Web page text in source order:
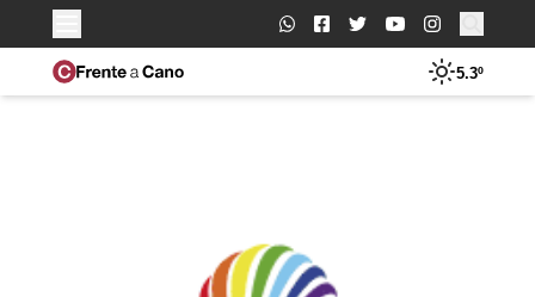
Buscar:
5.3º